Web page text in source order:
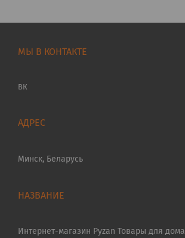
МЫ В КОНТАКТЕ
ВК
Минск, Беларусь
Интернет-магазин Pyzan Товары для дома